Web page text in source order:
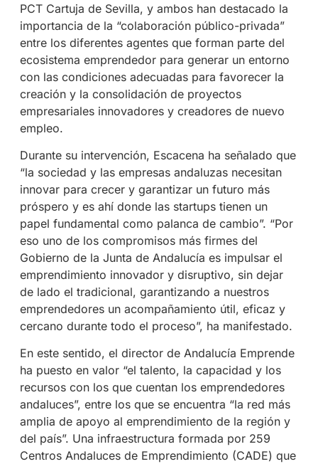
PCT Cartuja de Sevilla, y ambos han destacado la
importancia de la “colaboración público-privada”
entre los diferentes agentes que forman parte del
ecosistema emprendedor para generar un entorno
con las condiciones adecuadas para favorecer la
creación y la consolidación de proyectos
empresariales innovadores y creadores de nuevo
empleo.
Durante su intervención, Escacena ha señalado que
“la sociedad y las empresas andaluzas necesitan
innovar para crecer y garantizar un futuro más
próspero y es ahí donde las startups tienen un
papel fundamental como palanca de cambio”. “Por
eso uno de los compromisos más firmes del
Gobierno de la Junta de Andalucía es impulsar el
emprendimiento innovador y disruptivo, sin dejar
de lado el tradicional, garantizando a nuestros
emprendedores un acompañamiento útil, eficaz y
cercano durante todo el proceso”, ha manifestado.
En este sentido, el director de Andalucía Emprende
ha puesto en valor “el talento, la capacidad y los
recursos con los que cuentan los emprendedores
andaluces”, entre los que se encuentra “la red más
amplia de apoyo al emprendimiento de la región y
del país”. Una infraestructura formada por 259
Centros Andaluces de Emprendimiento (CADE) que